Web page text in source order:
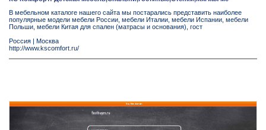
В мебельном каталоге нашего сайта мы постарались представить наиболее
популярные модели мебели России, мебели Италии, мебели Испании, мебели
Польши, мебели Китая для спален (матрасы и основания), гост
Россия | Москва
http://www.kscomfort.ru/